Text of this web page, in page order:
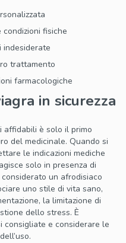
fisiche
indesiderate
trattamento
farmacologiche
in sicurezza
affidabili è solo il primo
del medicinale. Quando si
le indicazioni mediche
solo in presenza di
un afrodisiaco
uno stile di vita sano,
la limitazione di
dello stress. È
consigliate e considerare le